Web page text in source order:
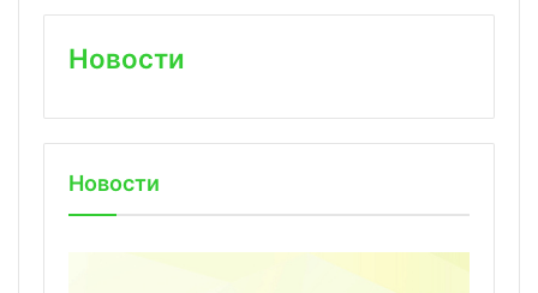
Новости
Новости